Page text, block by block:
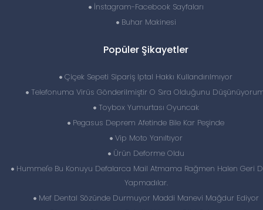
İnstagram-Facebook Sayfaları
Buhar Makinesi
Popüler Şikayetler
Çiçek Sepeti Sipariş Iptal Hakkı Kullandırılmıyor
Telefonuma Virüs Gönderilmiştir O Sıra Olduğunu
Toybox Yumurtası Oyuncak
Pegasus Deprem Afetinde Bile Kar Peşinde
Vip Moto Yanıltıyor
Ürün Deforme Oldu
Hummel'e Bu Konuyu Defalarca Mail Atmama Rağmen Halen Geri
Yapmadılar.
Mef Dental Sözünde Durmuyor Maddi Manevi Mağdur Ediyor